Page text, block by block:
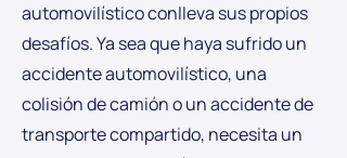
automovilístico conlleva sus propios
desafíos. Ya sea que haya sufrido un
accidente automovilístico, una
colisión de camión o un accidente de
transporte compartido, necesita un